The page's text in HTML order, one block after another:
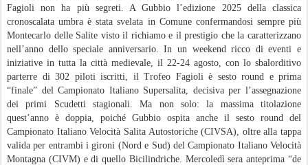
Fagioli non ha più segreti. A Gubbio l’edizione 2025 della classica
cronoscalata umbra è stata svelata in Comune confermandosi sempre più
Montecarlo delle Salite visto il richiamo e il prestigio che la caratterizzano
nell’anno dello speciale anniversario. In un weekend ricco di eventi e
iniziative in tutta la città medievale, il 22-24 agosto, con lo sbalorditivo
parterre di 302 piloti iscritti, il Trofeo Fagioli è sesto round e prima
“finale” del Campionato Italiano Supersalita, decisiva per l’assegnazione
dei primi Scudetti stagionali. Ma non solo: la massima titolazione
quest’anno è doppia, poiché Gubbio ospita anche il sesto round del
Campionato Italiano Velocità Salita Autostoriche (CIVSA), oltre alla tappa
valida per entrambi i gironi (Nord e Sud) del Campionato Italiano Velocità
Montagna (CIVM) e di quello Bicilindriche. Mercoledì sera anteprima “de